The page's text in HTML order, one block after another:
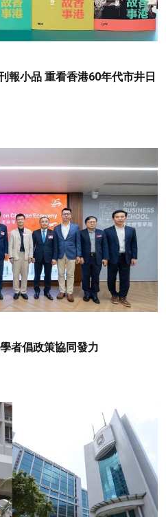
報小品 重看香港60年代市井日
者倡政策協同發力